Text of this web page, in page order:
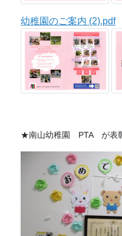
幼稚園のご案内 (2).pdf
★南山幼稚園 PTA が表彰